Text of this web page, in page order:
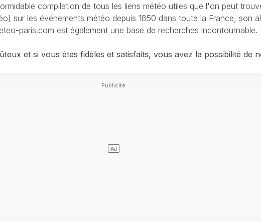
compilation de tous les liens météo utiles que l'on peut
) sur les événements météo depuis 1850 dans toute la France, son
paris.com est également une base de recherches
et si vous êtes fidèles et satisfaits, vous avez la possibilité de